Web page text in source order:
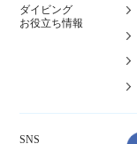
ダイビング
お役立ち情報
SNS